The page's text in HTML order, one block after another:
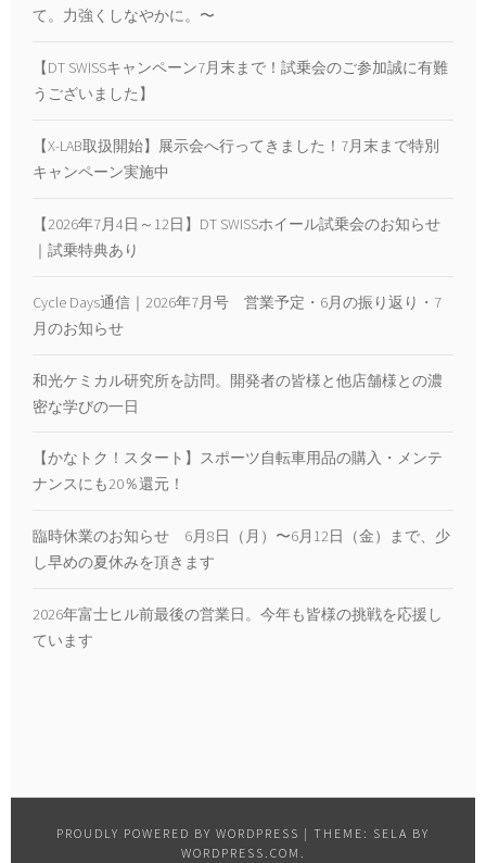
て。力強くしなやかに。〜
【DT SWISSキャンペーン7月末まで！試乗会のご参加誠に有難
うございました】
【X-LAB取扱開始】展示会へ行ってきました！7月末まで特別
キャンペーン実施中
【2026年7月4日～12日】DT SWISSホイール試乗会のお知らせ
｜試乗特典あり
Cycle Days通信｜2026年7月号 営業予定・6月の振り返り・7
月のお知らせ
和光ケミカル研究所を訪問。開発者の皆様と他店舗様との濃
密な学びの一日
【かなトク！スタート】スポーツ自転車用品の購入・メンテ
ナンスにも20％還元！
臨時休業のお知らせ 6月8日（月）〜6月12日（金）まで、少
し早めの夏休みを頂きます
2026年富士ヒル前最後の営業日。今年も皆様の挑戦を応援し
ています
PROUDLY POWERED BY WORDPRESS | THEME: SELA BY
WORDPRESS.COM .